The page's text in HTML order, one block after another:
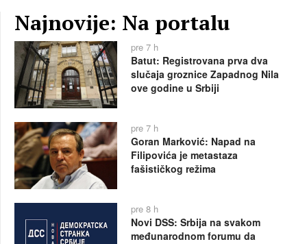
Najnovije: Na portalu
pre 7 h
Batut: Registrovana prva dva
slučaja groznice Zapadnog Nila
ove godine u Srbiji
pre 7 h
Goran Marković: Napad na
Filipovića je metastaza
fašističkog režima
pre 8 h
Novi DSS: Srbija na svakom
međunarodnom forumu da